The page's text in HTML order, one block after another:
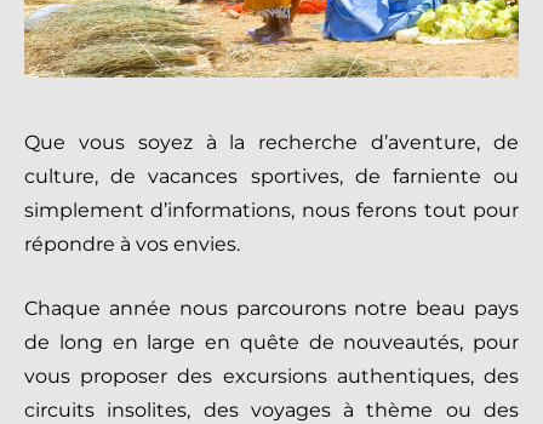
Que vous soyez à la recherche d’aventure, de
culture, de vacances sportives, de farniente ou
simplement d’informations, nous ferons tout pour
répondre à vos envies.
Chaque année nous parcourons notre beau pays
de long en large en quête de nouveautés, pour
vous proposer des excursions authentiques, des
circuits insolites, des voyages à thème ou des